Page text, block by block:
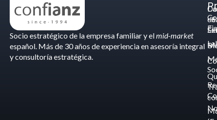
Socio estratégico de la empresa familiar y elmid-market
español. Más de 30 años de experiencia en asesoría integral
y consultoría estratégica.
de
-